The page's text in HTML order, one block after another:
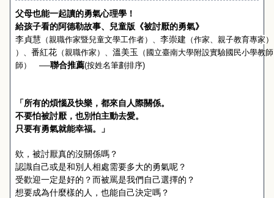
父母也能一起讀的勇氣心理學！
給孩子看的阿德勒故事、
兒童版 《被討厭的勇氣》
李貞慧 （親職作家暨兒童文學工作者）、 李崇建 （作家、親子教育專家
）、 番紅花 （親職作家）、 溫美玉
（國立臺南大學附設實驗國民小學教
師）　──聯合推薦(按姓名筆劃排序)
「所有的煩惱及快樂，都來自人際關係。
不要怕被討厭，也別怕主動去愛。
只要有勇氣就能幸福。」
欸，被討厭真的沒關係嗎？
認識自己或是和別人相處需要多大的勇氣呢？
受歡迎一定是好的？而被罵是我們自己選擇的？
想要成為什麼樣的人，也能自己決定嗎？